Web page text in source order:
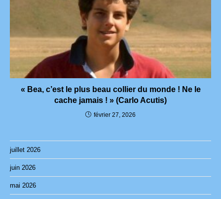
« Bea, c’est le plus beau collier du monde ! Ne le
cache jamais ! » (Carlo Acutis)
février 27, 2026
juillet 2026
juin 2026
mai 2026